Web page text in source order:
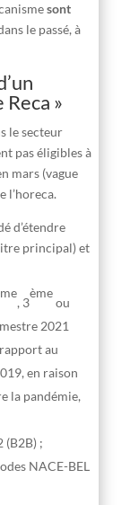
sont
le passé, à
»
le secteur
pas éligibles à
mars (vague
l’horeca.
d’étendre
principal) et
, 3
ème
ou
2021
au
en raison
la pandémie,
(B2B) ;
NACE-BEL